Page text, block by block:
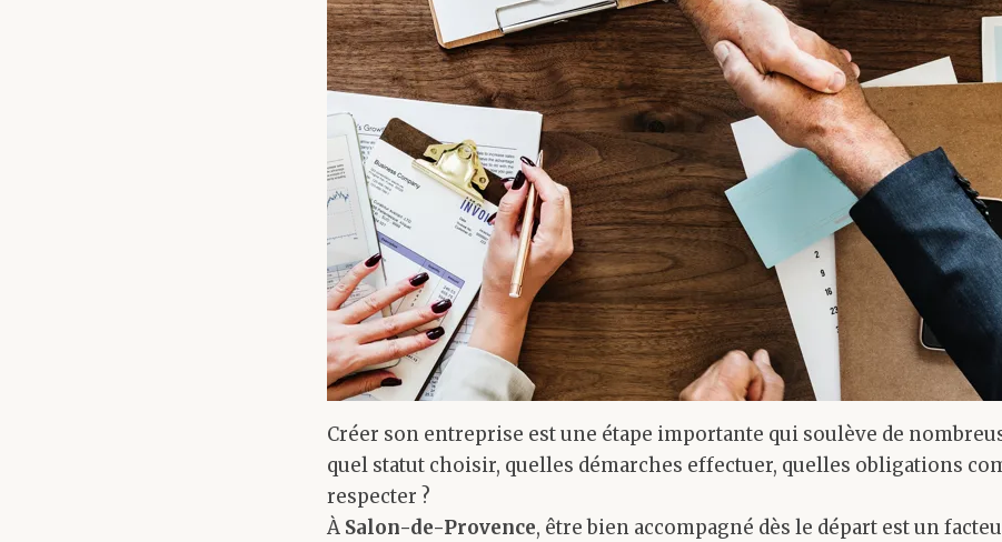
Créer son entreprise est une étape importante qui soulève de
quel statut choisir, quelles démarches effectuer, quelles obligations
respecter ?
À Salon-de-Provence, être bien accompagné dès le départ est un